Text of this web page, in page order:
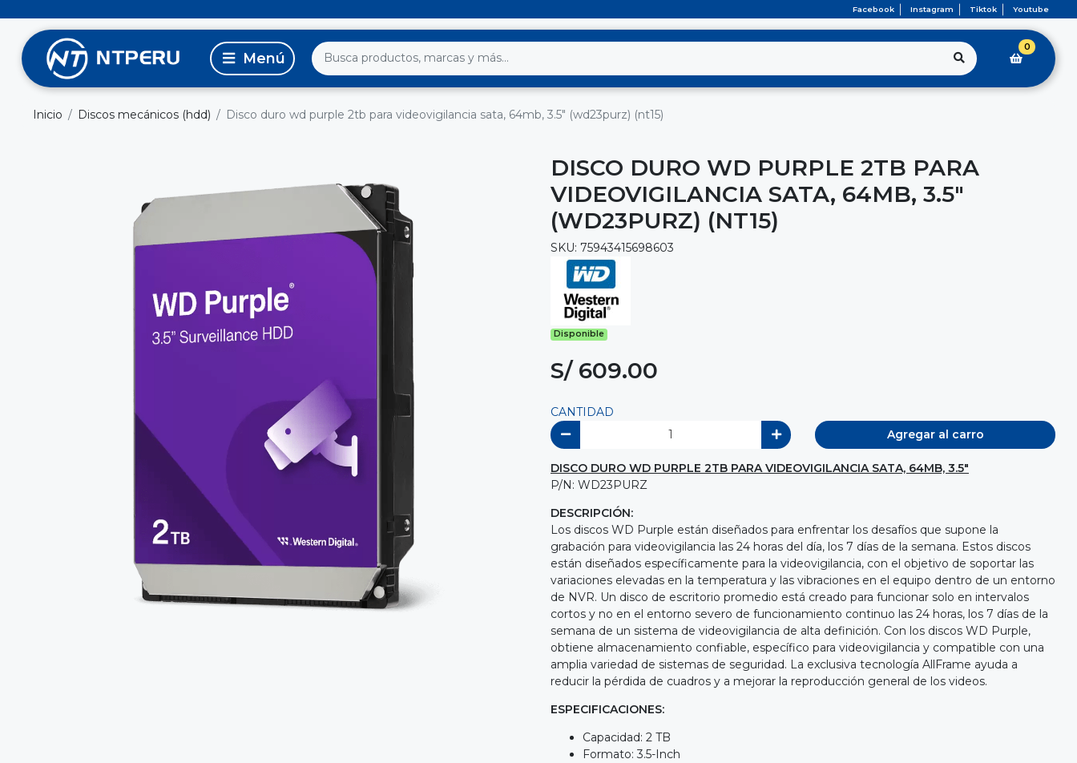
Facebook Instagram Tiktok Youtube
0
Inicio Discos mecánicos (hdd) Disco duro wd purple 2tb para videovigilancia sata, 64mb, 3.5" (wd23purz) (nt15)
DISCO DURO WD PURPLE 2TB PARA
VIDEOVIGILANCIA SATA, 64MB, 3.5"
(WD23PURZ) (NT15)
SKU: 75943415698603
Disponible
S/ 609.00
CANTIDAD
Agregar al carro
DISCO DURO WD PURPLE 2TB PARA VIDEOVIGILANCIA SATA, 64MB, 3.5"
P/N: WD23PURZ
DESCRIPCIÓN:
Los discos WD Purple están diseñados para enfrentar los desafíos que supone la
grabación para videovigilancia las 24 horas del día, los 7 días de la semana. Estos discos
están diseñados específicamente para la videovigilancia, con el objetivo de soportar las
variaciones elevadas en la temperatura y las vibraciones en el equipo dentro de un entorno
de NVR. Un disco de escritorio promedio está creado para funcionar solo en intervalos
cortos y no en el entorno severo de funcionamiento continuo las 24 horas, los 7 días de la
semana de un sistema de videovigilancia de alta definición. Con los discos WD Purple,
obtiene almacenamiento confiable, específico para videovigilancia y compatible con una
amplia variedad de sistemas de seguridad. La exclusiva tecnología AllFrame ayuda a
reducir la pérdida de cuadros y a mejorar la reproducción general de los videos.
ESPECIFICACIONES:
Capacidad: 2 TB
Formato: 3.5-Inch